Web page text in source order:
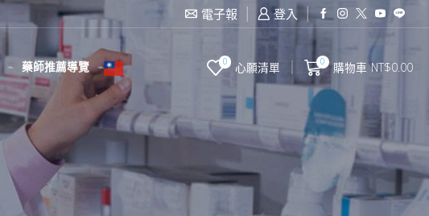
滿2000台幣免運費
電子報 登入
藥師推薦導覽 0 心願清單 0 購物車 NT$0.00